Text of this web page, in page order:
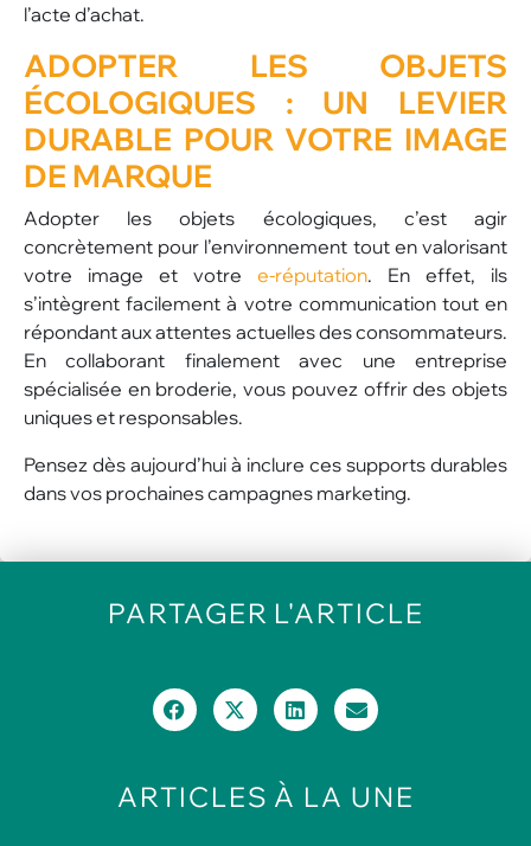
l’acte d’achat.
ADOPTER LES OBJETS
ÉCOLOGIQUES : UN LEVIER
DURABLE POUR VOTRE IMAGE
DE MARQUE
Adopter les objets écologiques, c’est agir
concrètement pour l’environnement tout en valorisant
votre image et votre e-réputation. En effet, ils
s’intègrent facilement à votre communication tout en
répondant aux attentes actuelles des consommateurs.
En collaborant finalement avec une entreprise
spécialisée en broderie, vous pouvez offrir des objets
uniques et responsables.
Pensez dès aujourd’hui à inclure ces supports durables
dans vos prochaines campagnes marketing.
PARTAGER L'ARTICLE
ARTICLES À LA UNE